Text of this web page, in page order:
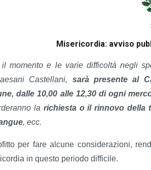
Misericordia: avviso
il momento e le varie difficoltà negli
Castellani, sarà presente al
dalle 10,00 alle 12,30 di ogni
la richiesta o il rinnovo della
, ecc.
per fare alcune considerazioni,
in questo periodo difficile.